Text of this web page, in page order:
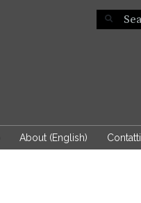
About (English) Contatti